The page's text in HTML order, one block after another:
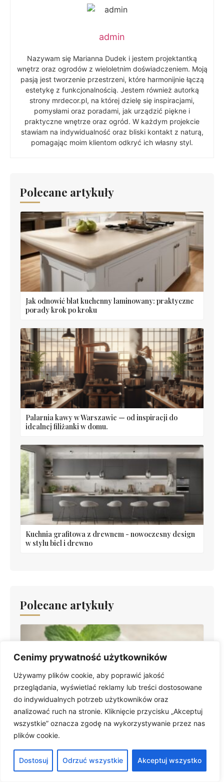
Cenimy prywatność użytkowników
Używamy plików cookie, aby poprawić jakość
przeglądania, wyświetlać reklamy lub treści dostosowane
do indywidualnych potrzeb użytkowników oraz
analizować ruch na stronie. Kliknięcie przycisku „Akceptuj
wszystkie” oznacza zgodę na wykorzystywanie przez nas
plików cookie.
Dostosuj Odrzuć wszystkie Akceptuj wszystko
admin
Nazywam się Marianna Dudek i jestem projektantką
wnętrz oraz ogrodów z wieloletnim doświadczeniem. Moją
pasją jest tworzenie przestrzeni, które harmonijnie łączą
estetykę z funkcjonalnością. Jestem również autorką
strony mrdecor.pl, na której dzielę się inspiracjami,
pomysłami oraz poradami, jak urządzić piękne i
praktyczne wnętrze oraz ogród. W każdym projekcie
stawiam na indywidualność oraz bliski kontakt z naturą,
pomagając moim klientom odkryć ich własny styl.
Polecane artykuły
Jak odnowić blat kuchenny laminowany: praktyczne
porady krok po kroku
Palarnia kawy w Warszawie — od inspiracji do
idealnej filiżanki w domu.
Kuchnia grafitowa z drewnem - nowoczesny design
w stylu biel i drewno
Polecane artykuły
Jak suszyć miętę w domu: sprawdzone metody
suszenia i przechowywania ziół